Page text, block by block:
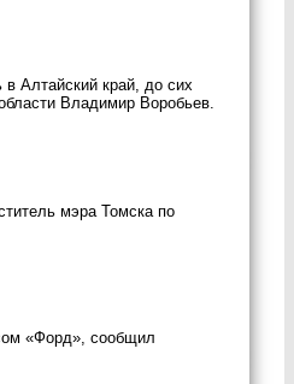
Алтайский край, до сих
Владимир Воробьев.
мэра Томска по
«Форд», сообщил